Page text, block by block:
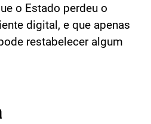
o Estado perdeu o
digital, e que apenas
restabelecer algum